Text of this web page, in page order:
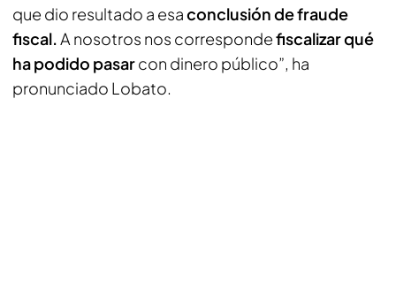
que dio resultado a esaconclusión de fraude
fiscal.A nosotros nos correspondefiscalizar qué
ha podido pasarcon dinero público”, ha
pronunciado Lobato.